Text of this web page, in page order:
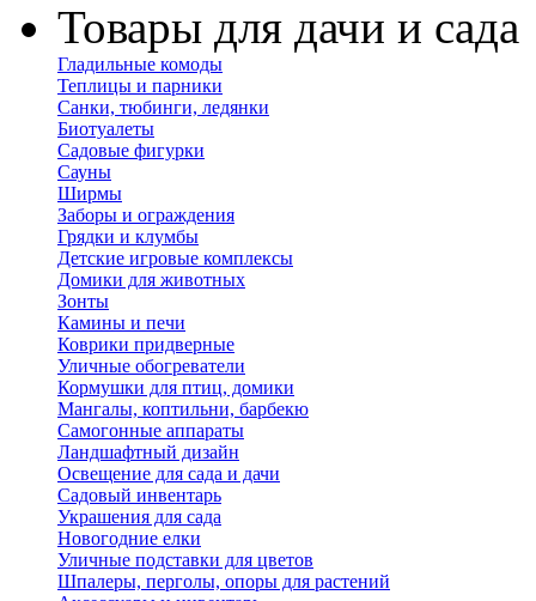
Товары для дачи и сада
Гладильные комоды
Теплицы и парники
Санки, тюбинги, ледянки
Биотуалеты
Садовые фигурки
Сауны
Ширмы
Заборы и ограждения
Грядки и клумбы
Детские игровые комплексы
Домики для животных
Зонты
Камины и печи
Коврики придверные
Уличные обогреватели
Кормушки для птиц, домики
Мангалы, коптильни, барбекю
Самогонные аппараты
Ландшафтный дизайн
Освещение для сада и дачи
Садовый инвентарь
Украшения для сада
Новогодние елки
Уличные подставки для цветов
Шпалеры, перголы, опоры для растений